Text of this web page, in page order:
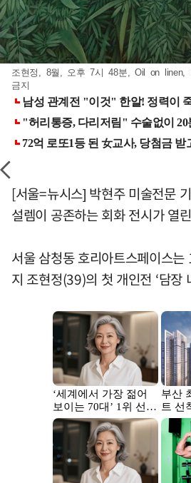
조현정, 8월, 오후 7시 48분, Oil on linen,
금지
[서울=뉴시스] 박현주 미술전문
설렘이 공존하는 회화 전시가 열
서울 삼청동 호리아트스페이스
지 조현정(39)의 첫 개인전 ‘담장